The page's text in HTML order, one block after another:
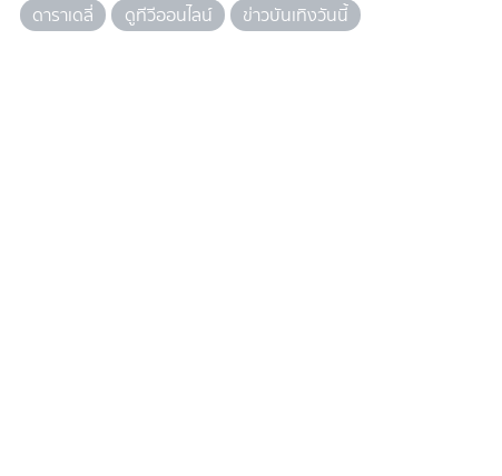
ดาราเดลี่
ดูทีวีออนไลน์ ข่าวบันเทิงวันนี้